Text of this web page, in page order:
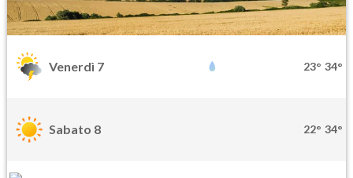
Venerdì 7 23° 34°
Sabato 8 22° 34°